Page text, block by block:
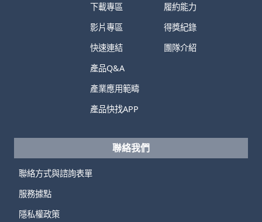
下載專區
影片專區
快速連結
產品Q&A
產業應用範疇
產品快找APP
履約能力
得獎紀錄
團隊介紹
聯絡我們
聯絡方式與諮詢表單
服務據點
隱私權政策